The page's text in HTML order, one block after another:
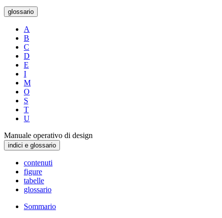
glossario
A
B
C
D
E
I
M
O
S
T
U
Manuale operativo di design
indici e glossario
contenuti
figure
tabelle
glossario
Sommario